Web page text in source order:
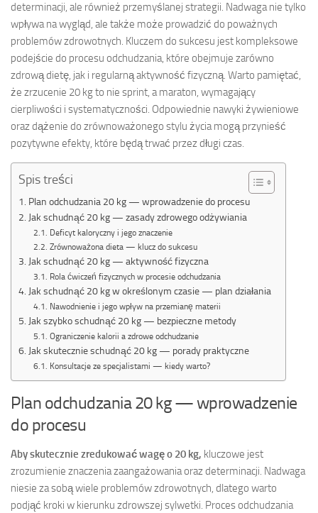
determinacji, ale również przemyślanej strategii. Nadwaga nie tylko
wpływa na wygląd, ale także może prowadzić do poważnych
problemów zdrowotnych. Kluczem do sukcesu jest kompleksowe
podejście do procesu odchudzania, które obejmuje zarówno
zdrową dietę, jak i regularną aktywność fizyczną. Warto pamiętać,
że zrzucenie 20 kg to nie sprint, a maraton, wymagający
cierpliwości i systematyczności. Odpowiednie nawyki żywieniowe
oraz dążenie do zrównoważonego stylu życia mogą przynieść
pozytywne efekty, które będą trwać przez długi czas.
Spis treści
Plan odchudzania 20 kg — wprowadzenie do procesu
Jak schudnąć 20 kg — zasady zdrowego odżywiania
Deficyt kaloryczny i jego znaczenie
Zrównoważona dieta — klucz do sukcesu
Jak schudnąć 20 kg — aktywność fizyczna
Rola ćwiczeń fizycznych w procesie odchudzania
Jak schudnąć 20 kg w określonym czasie — plan działania
Nawodnienie i jego wpływ na przemianę materii
Jak szybko schudnąć 20 kg — bezpieczne metody
Ograniczenie kalorii a zdrowe odchudzanie
Jak skutecznie schudnąć 20 kg — porady praktyczne
Konsultacje ze specjalistami — kiedy warto?
Plan odchudzania 20 kg — wprowadzenie
do procesu
Aby skutecznie zredukować wagę o 20 kg, kluczowe jest
zrozumienie znaczenia zaangażowania oraz determinacji. Nadwaga
niesie za sobą wiele problemów zdrowotnych, dlatego warto
podjąć kroki w kierunku zdrowszej sylwetki. Proces odchudzania